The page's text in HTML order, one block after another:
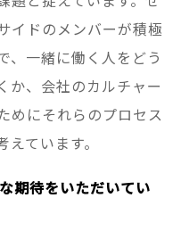
イドのメンバーが積極
、一緒に働く人をどう
か、会社のカルチャー
めにそれらのプロセス
ています。
期待をいただいてい